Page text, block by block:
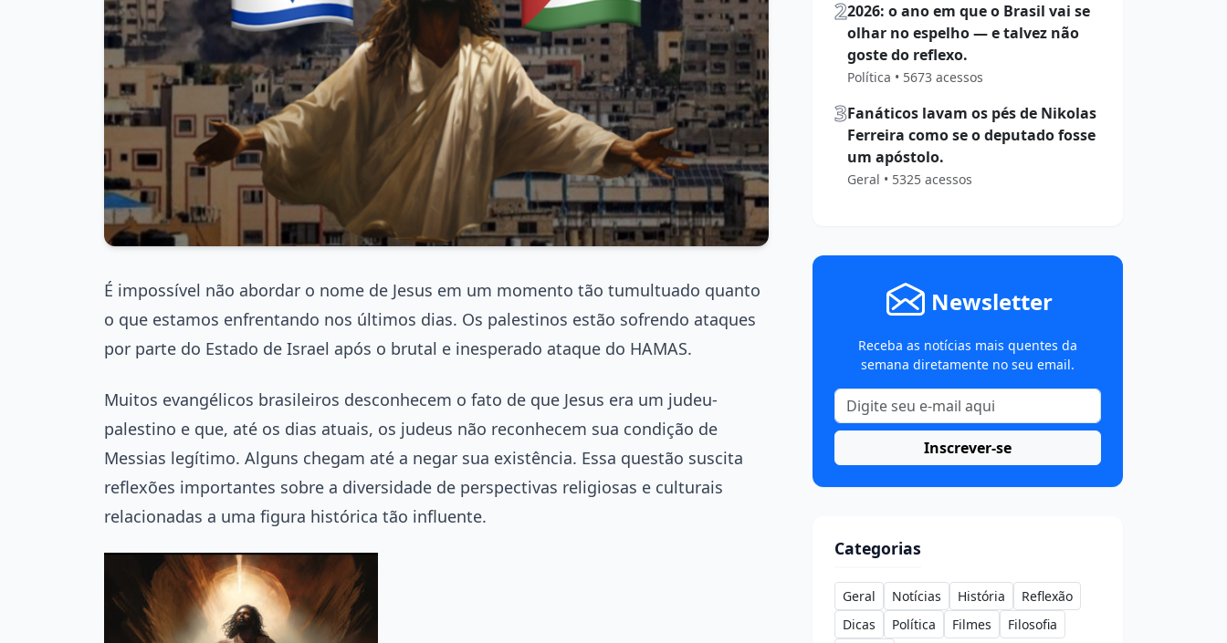
É impossível não abordar o nome de Jesus em um momento tão tumultuado quanto
o que estamos enfrentando nos últimos dias. Os palestinos estão sofrendo ataques
por parte do Estado de Israel após o brutal e inesperado ataque do HAMAS.
Muitos evangélicos brasileiros desconhecem o fato de que Jesus era um judeu-
palestino e que, até os dias atuais, os judeus não reconhecem sua condição de
Messias legítimo. Alguns chegam até a negar sua existência. Essa questão suscita
reflexões importantes sobre a diversidade de perspectivas religiosas e culturais
relacionadas a uma figura histórica tão influente.
22026: o ano em que o Brasil vai se
olhar no espelho — e talvez não
goste do reflexo.
Política • 5673 acessos
3Fanáticos lavam os pés de Nikolas
Ferreira como se o deputado fosse
um apóstolo.
Geral • 5325 acessos
Newsletter
Receba as notícias mais quentes da
semana diretamente no seu email.
Inscrever-se
Categorias
Geral Notícias História
Reflexão
Dicas
Política Filmes
Filosofia